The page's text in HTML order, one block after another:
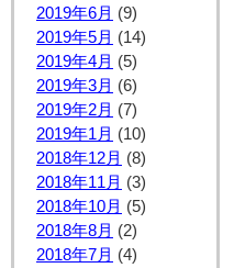
2019年6月 (9)
2019年5月 (14)
2019年4月 (5)
2019年3月 (6)
2019年2月 (7)
2019年1月 (10)
2018年12月 (8)
2018年11月 (3)
2018年10月 (5)
2018年8月 (2)
2018年7月 (4)